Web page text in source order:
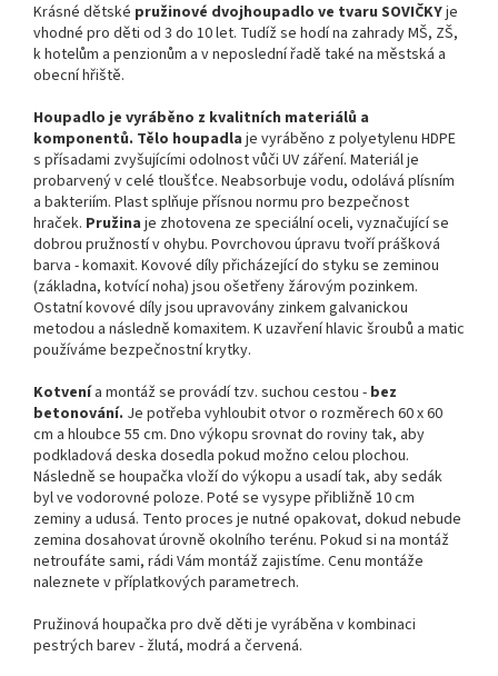
Krásné dětské pružinové dvojhoupadlo ve tvaru SOVIČKYje
vhodné pro děti od 3 do 10 let. Tudíž se hodí na zahrady MŠ, ZŠ,
k hotelům a penzionům a v neposlední řadě také na městská a
obecní hřiště.
Houpadlo je vyráběno z kvalitních materiálů a
komponentů. Tělo houpadla je vyráběno z polyetylenu HDPE
s přísadami zvyšujícími odolnost vůči UV záření. Materiál je
probarvený v celé tloušťce. Neabsorbuje vodu, odolává plísním
a bakteriím. Plast splňuje přísnou normu pro bezpečnost
hraček. Pružina je zhotovena ze speciální oceli, vyznačující se
dobrou pružností v ohybu. Povrchovou úpravu tvoří prášková
barva - komaxit. Kovové díly přicházející do styku se zeminou
(základna, kotvící noha) jsou ošetřeny žárovým pozinkem.
Ostatní kovové díly jsou upravovány zinkem galvanickou
metodou a následně komaxitem. K uzavření hlavic šroubů a matic
používáme bezpečnostní krytky.
Kotvenía montáž se provádí tzv. suchou cestou - bez
betonování. Je potřeba vyhloubit otvor o rozměrech 60 x 60
cm a hloubce 55 cm. Dno výkopu srovnat do roviny tak, aby
podkladová deska dosedla pokud možno celou plochou.
Následně se houpačka vloží do výkopu a usadí tak, aby sedák
byl ve vodorovné poloze. Poté se vysype přibližně 10 cm
zeminy a udusá. Tento proces je nutné opakovat, dokud nebude
zemina dosahovat úrovně okolního terénu. Pokud si na montáž
netroufáte sami, rádi Vám montáž zajistíme. Cenu montáže
naleznete v příplatkových parametrech.
Pružinová houpačka pro dvě děti je vyráběna v kombinaci
pestrých barev - žlutá, modrá a červená.